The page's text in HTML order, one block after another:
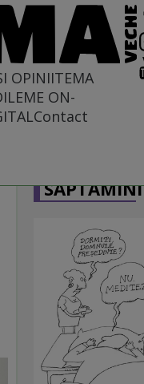
OPINIITEMA
ON-
Contact